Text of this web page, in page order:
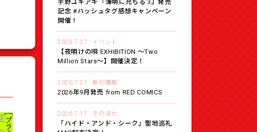
宇野ユキアキ『薄明に充ちる 3』発売
記念 #ハッシュタグ感想キャンペーン
開催！
2026.7.27 イベント
【夜明けの唄 EXHIBITION 〜Two
Million Stars〜】開催決定！
2026.7.21 新刊情報
2026年9月発売 from RED COMICS
2026.7.17 そのほか
「ハイド・アンド・シーク」聖地巡礼